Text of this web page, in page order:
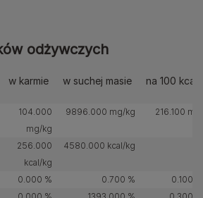
odżywczych
w karmie w suchej masie na 100 kcal
104.000
mg/kg
9896.000 mg/kg 216.100 mg
256.000
kcal/kg
4580.000 kcal/kg
0.000 % 0.700 %
0.100 g